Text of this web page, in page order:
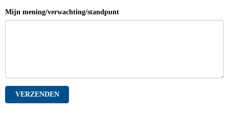
Mijn mening/verwachting/standpunt
VERZENDEN